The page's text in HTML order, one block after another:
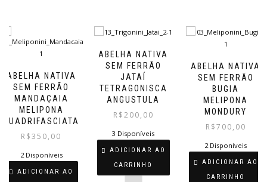
ABELHA NATIVA
SEM FERRÃO
MANDAÇAIA
MELIPONA
QUADRIFASCIATA
R$350,00
2 Disponíveis
ADICIONAR AO
ABELHA NATIVA
SEM FERRÃO
JATAÍ
TETRAGONISCA
ANGUSTULA
R$200,00
3 Disponíveis
ADICIONAR AO
CARRINHO
ABELHA NATIVA
SEM FERRÃO
BUGIA
MELIPONA
MONDURY
R$700,00
2 Disponíveis
ADICIONAR AO
CARRINHO